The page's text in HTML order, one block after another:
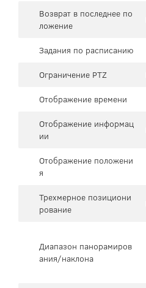
Возврат в последнее по
ложение
Задания по расписанию
Ограничение PTZ
Отображение времени
Отображение информац
ии
Отображение положени
я
Трехмерное позициони
рование
Диапазон панорамиров
ания/наклона